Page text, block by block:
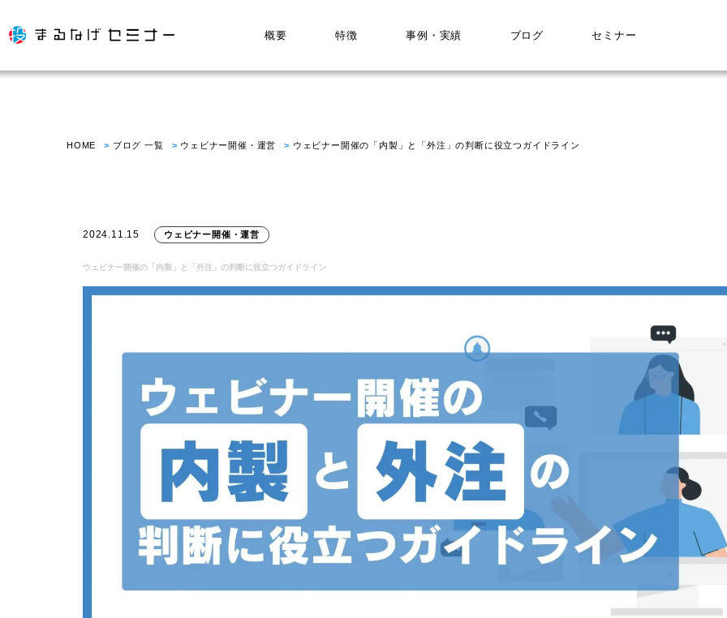
概要 特徴 事例・実績 ブログ セミナー
HOME ブログ 一覧 ウェビナー開催・運営 ウェビナー開催の「内製」と「外注」の判断に役立つガイドライン
2024.11.15 ウェビナー開催・運営
ウェビナー開催の「内製」と「外注」の判断に役立つガイドライン